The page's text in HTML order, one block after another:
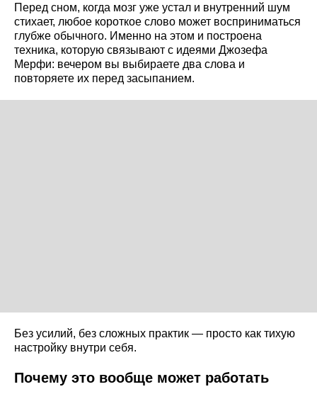
Перед сном, когда мозг уже устал и внутренний шум
стихает, любое короткое слово может восприниматься
глубже обычного. Именно на этом и построена
техника, которую связывают с идеями Джозефа
Мерфи: вечером вы выбираете два слова и
повторяете их перед засыпанием.
Без усилий, без сложных практик — просто как тихую
настройку внутри себя.
Почему это вообще может работать